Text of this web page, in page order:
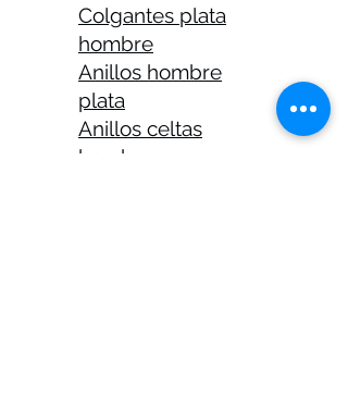
Colgantes plata
hombre
Anillos hombre
plata
Anillos celtas
hombre